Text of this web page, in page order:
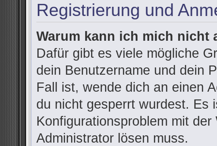
Registrierung und
Warum kann ich mich nicht
Dafür gibt es viele mögliche
dein Benutzername und dein
Fall ist, wende dich an einen
du nicht gesperrt wurdest. Es
Konfigurationsproblem mit
Administrator lösen muss.